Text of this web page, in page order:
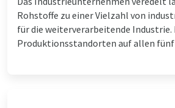
Rohstoffe zu einer Vielzahl von
für die weiterverarbeitende Industrie.
Produktionsstandorten auf allen fünf